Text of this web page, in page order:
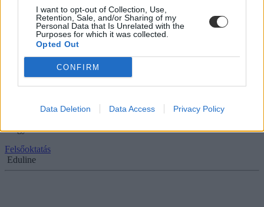
I want to opt-out of Collection, Use,
Retention, Sale, and/or Sharing of my
Personal Data that Is Unrelated with the
Purposes for which it was collected.
Opted Out
CONFIRM
Data Deletion Data Access Privacy Policy
Friss adatok: a gyógypedagógus-hallgatók nyerték
el a tanárszakos ösztöndíjak több mint felét
elnyerők 59 százaléka gyógypedagógia alapszakon tanul. A
Magyar Nemzet.
Felsőoktatás
Eduline